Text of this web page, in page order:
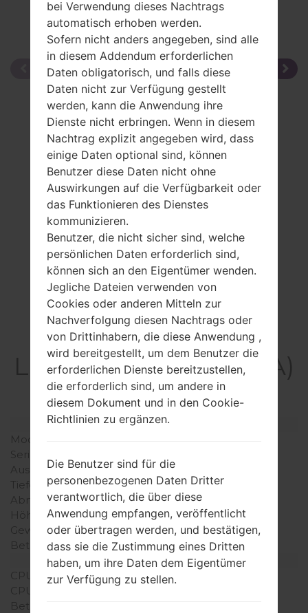
Spezifikation
LGKE850A(LGKE850A)
akaLG Prada
Modell und seine Eigenschaften
Modell
Serie
Ausgabe
Tiefe
-
Abmessungen (Breite /
Höhe)
-
Gewicht
-
Betriebssystem
-
Ausrüstung
CPU
-
CPU-Kerne
Betriebsgedächtnis
bei Verwendung dieses Nachtrags
automatisch erhoben werden.
Sofern nicht anders angegeben, sind alle
in diesem Addendum erforderlichen
Daten obligatorisch, und falls diese
Daten nicht zur Verfügung gestellt
werden, kann die Anwendung ihre
Dienste nicht erbringen. Wenn in diesem
Nachtrag explizit angegeben wird, dass
einige Daten optional sind, können
Benutzer diese Daten nicht ohne
Auswirkungen auf die Verfügbarkeit oder
das Funktionieren des Dienstes
kommunizieren.
Benutzer, die nicht sicher sind, welche
persönlichen Daten erforderlich sind,
können sich an den Eigentümer wenden.
Jegliche Dateien verwenden von
Cookies oder anderen Mitteln zur
Nachverfolgung diesen Nachtrags oder
von Drittinhabern, die diese Anwendung ,
wird bereitgestellt, um dem Benutzer die
erforderlichen Dienste bereitzustellen,
die erforderlich sind, um andere in
diesem Dokument und in den Cookie-
Richtlinien zu ergänzen.
Die Benutzer sind für die
personenbezogenen Daten Dritter
verantwortlich, die über diese
Anwendung empfangen, veröffentlicht
oder übertragen werden, und bestätigen,
dass sie die Zustimmung eines Dritten
haben, um ihre Daten dem Eigentümer
zur Verfügung zu stellen.